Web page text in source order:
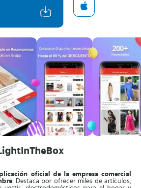
oficial de la empresa comercial
. Destaca por ofrecer miles de artículos,